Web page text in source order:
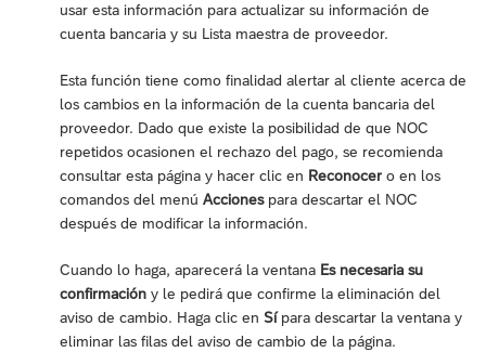
usar esta información para actualizar su información de
cuenta bancaria y su Lista maestra de proveedor.
Esta función tiene como finalidad alertar al cliente acerca de
los cambios en la información de la cuenta bancaria del
proveedor. Dado que existe la posibilidad de que NOC
repetidos ocasionen el rechazo del pago, se recomienda
consultar esta página y hacer clic en Reconocer o en los
comandos del menú Accionespara descartar el NOC
después de modificar la información.
Cuando lo haga, aparecerá la ventana Es necesaria su
confirmación y le pedirá que confirme la eliminación del
aviso de cambio. Haga clic en Sípara descartar la ventana y
eliminar las filas del aviso de cambio de la página.